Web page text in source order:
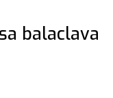
balaclava